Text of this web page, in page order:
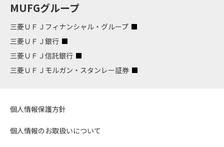
MUFGグループ
三菱ＵＦＪフィナンシャル・グループ
三菱ＵＦＪ銀行
三菱ＵＦＪ信託銀行
三菱ＵＦＪモルガン・スタンレー証券
個人情報保護方針
個人情報のお取扱いについて